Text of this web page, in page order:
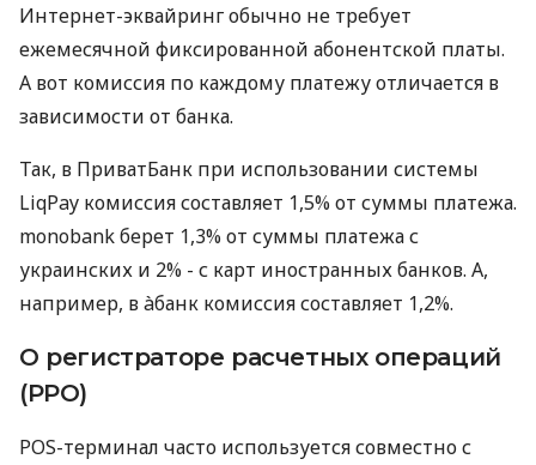
Интернет-эквайринг обычно не требует
ежемесячной фиксированной абонентской платы.
А вот комиссия по каждому платежу отличается в
зависимости от банка.
Так, в ПриватБанк при использовании системы
LiqPay комиссия составляет 1,5% от суммы платежа.
monobank берет 1,3% от суммы платежа с
украинских и 2% - с карт иностранных банков. А,
например, в àбанк комиссия составляет 1,2%.
О регистраторе расчетных операций
(РРО)
POS-терминал часто используется совместно с